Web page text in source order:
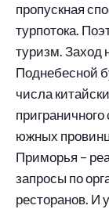
пропускная
турпотока.
туризм. Заход
Поднебесной
числа
южных
Приморья –
запросы по
ресторанов. И